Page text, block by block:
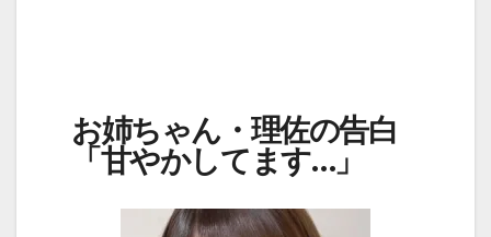
お姉ちゃん・理佐の告白
「甘やかしてます…」